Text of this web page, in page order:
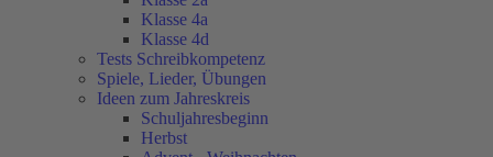
Klasse 4a
Klasse 4d
Tests Schreibkompetenz
Spiele, Lieder, Übungen
Ideen zum Jahreskreis
Schuljahresbeginn
Herbst